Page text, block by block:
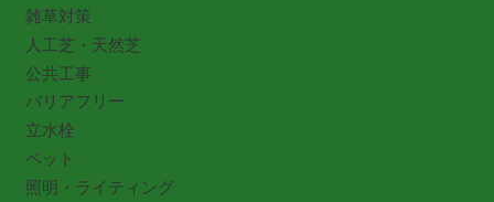
雑草対策
人工芝・天然芝
公共工事
バリアフリー
立水栓
ペット
照明・ライティング